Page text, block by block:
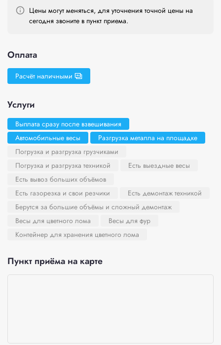
Цены могут меняться, для уточнения точной цены на
сегодня звоните в пункт приема.
Оплата
Расчёт наличными
Услуги
Выплата сразу после взвешивания
Автомобильные весы
Разгрузка металла на площадке
Погрузка и разгрузка грузчиками
Погрузка и разгрузка техникой
Есть выездные весы
Есть вывоз больших объёмов
Есть газорезка и свои резчики
Есть демонтаж техникой
Берутся за большие объёмы и сложный демонтаж
Весы для цветного лома
Весы для фур
Контейнер для хранения цветного лома
Пункт приёма на карте